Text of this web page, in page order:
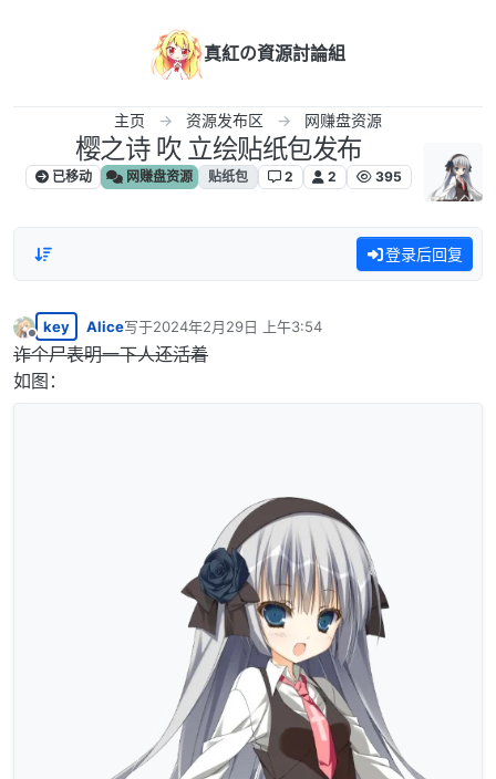
真紅の資源討論組
主页 资源发布区 网赚盘资源
樱之诗 吹 立绘贴纸包发布
已移动 网赚盘资源 贴纸包 2 2 395
登录后回复
离线
key Alice写于2024年2月29日 上午3:54
最后由 编辑
诈个尸表明一下人还活着
如图：